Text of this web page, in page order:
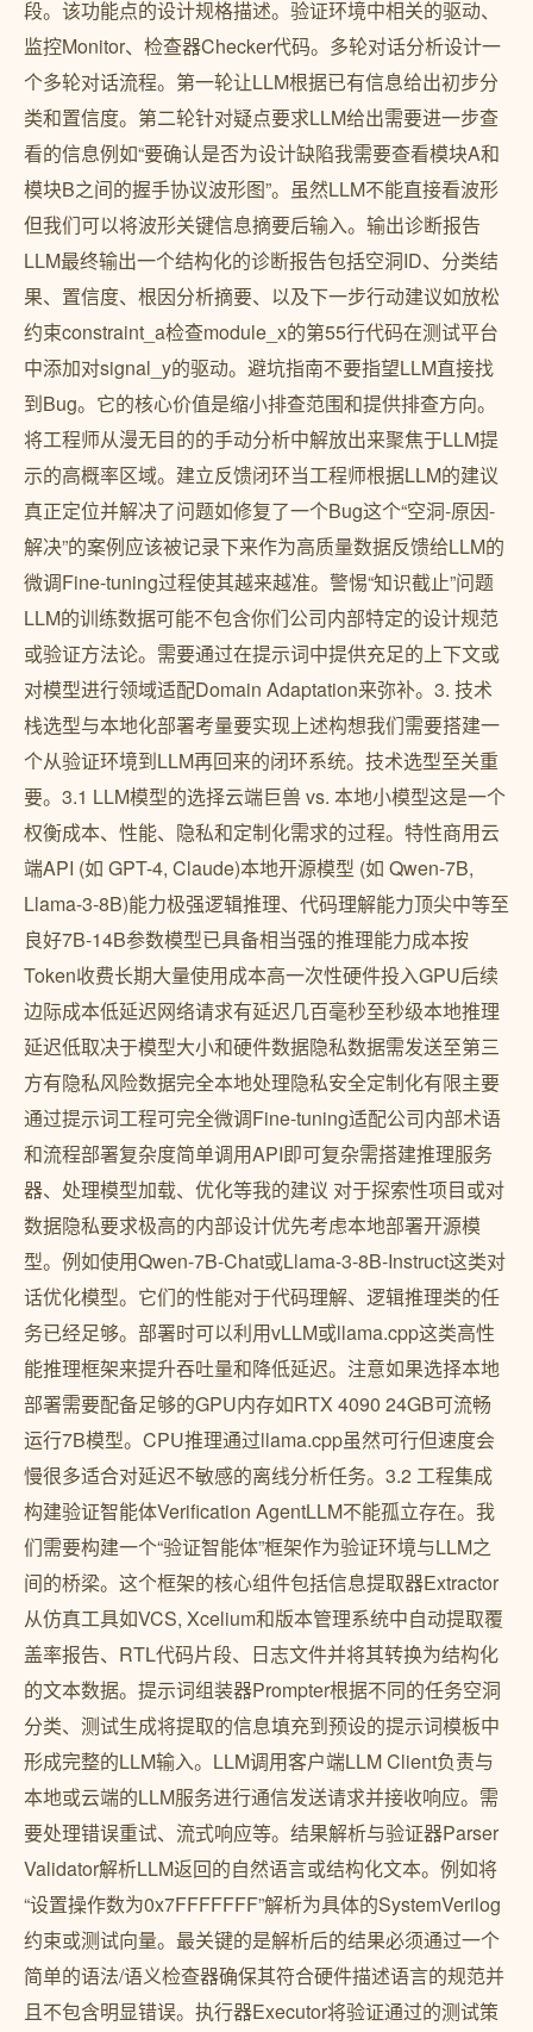
段。该功能点的设计规格描述。验证环境中相关的驱动、
监控Monitor、检查器Checker代码。多轮对话分析设计一
个多轮对话流程。第一轮让LLM根据已有信息给出初步分
类和置信度。第二轮针对疑点要求LLM给出需要进一步查
看的信息例如“要确认是否为设计缺陷我需要查看模块A和
模块B之间的握手协议波形图”。虽然LLM不能直接看波形
但我们可以将波形关键信息摘要后输入。输出诊断报告
LLM最终输出一个结构化的诊断报告包括空洞ID、分类结
果、置信度、根因分析摘要、以及下一步行动建议如放松
约束constraint_a检查module_x的第55行代码在测试平台
中添加对signal_y的驱动。避坑指南不要指望LLM直接找
到Bug。它的核心价值是缩小排查范围和提供排查方向。
将工程师从漫无目的的手动分析中解放出来聚焦于LLM提
示的高概率区域。建立反馈闭环当工程师根据LLM的建议
真正定位并解决了问题如修复了一个Bug这个“空洞-原因-
解决”的案例应该被记录下来作为高质量数据反馈给LLM的
微调Fine-tuning过程使其越来越准。警惕“知识截止”问题
LLM的训练数据可能不包含你们公司内部特定的设计规范
或验证方法论。需要通过在提示词中提供充足的上下文或
对模型进行领域适配Domain Adaptation来弥补。3. 技术
栈选型与本地化部署考量要实现上述构想我们需要搭建一
个从验证环境到LLM再回来的闭环系统。技术选型至关重
要。3.1 LLM模型的选择云端巨兽 vs. 本地小模型这是一个
权衡成本、性能、隐私和定制化需求的过程。特性商用云
端API (如 GPT-4, Claude)本地开源模型 (如 Qwen-7B,
Llama-3-8B)能力极强逻辑推理、代码理解能力顶尖中等至
良好7B-14B参数模型已具备相当强的推理能力成本按
Token收费长期大量使用成本高一次性硬件投入GPU后续
边际成本低延迟网络请求有延迟几百毫秒至秒级本地推理
延迟低取决于模型大小和硬件数据隐私数据需发送至第三
方有隐私风险数据完全本地处理隐私安全定制化有限主要
通过提示词工程可完全微调Fine-tuning适配公司内部术语
和流程部署复杂度简单调用API即可复杂需搭建推理服务
器、处理模型加载、优化等我的建议 对于探索性项目或对
数据隐私要求极高的内部设计优先考虑本地部署开源模
型。例如使用Qwen-7B-Chat或Llama-3-8B-Instruct这类对
话优化模型。它们的性能对于代码理解、逻辑推理类的任
务已经足够。部署时可以利用vLLM或llama.cpp这类高性
能推理框架来提升吞吐量和降低延迟。注意如果选择本地
部署需要配备足够的GPU内存如RTX 4090 24GB可流畅
运行7B模型。CPU推理通过llama.cpp虽然可行但速度会
慢很多适合对延迟不敏感的离线分析任务。3.2 工程集成
构建验证智能体Verification AgentLLM不能孤立存在。我
们需要构建一个“验证智能体”框架作为验证环境与LLM之
间的桥梁。这个框架的核心组件包括信息提取器Extractor
从仿真工具如VCS, Xcelium和版本管理系统中自动提取覆
盖率报告、RTL代码片段、日志文件并将其转换为结构化
的文本数据。提示词组装器Prompter根据不同的任务空洞
分类、测试生成将提取的信息填充到预设的提示词模板中
形成完整的LLM输入。LLM调用客户端LLM Client负责与
本地或云端的LLM服务进行通信发送请求并接收响应。需
要处理错误重试、流式响应等。结果解析与验证器Parser
Validator解析LLM返回的自然语言或结构化文本。例如将
“设置操作数为0x7FFFFFFF”解析为具体的SystemVerilog
约束或测试向量。最关键的是解析后的结果必须通过一个
简单的语法/语义检查器确保其符合硬件描述语言的规范并
且不包含明显错误。执行器Executor将验证通过的测试策